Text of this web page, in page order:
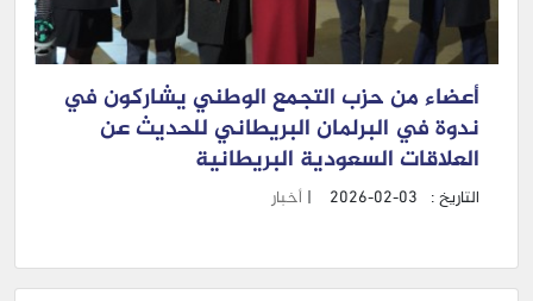
أعضاء من حزب التجمع الوطني يشاركون في
ندوة في البرلمان البريطاني للحديث عن
العلاقات السعودية البريطانية
التاريخ : 2026-02-03
| أخبار